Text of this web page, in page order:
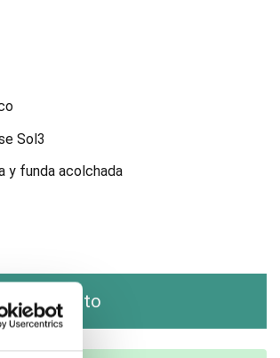
Sol3
y funda acolchada
al carrito